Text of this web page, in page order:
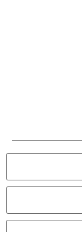
Onze online
EMP